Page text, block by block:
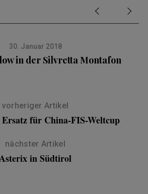
30. Januar 2018
in der Silvretta Montafon
vorheriger Artikel
Ersatz für China-FIS-Weltcup
nächster Artikel
in Südtirol